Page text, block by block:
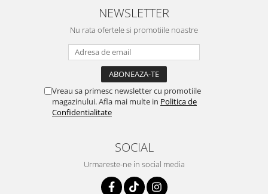
NEWSLETTER
Nu rata ofertele si promotiile noastre
Vreau sa primesc newsletter cu promotiile
magazinului. Afla mai multe in Politica de
Confidentialitate
SOCIAL
Urmareste-ne in social media